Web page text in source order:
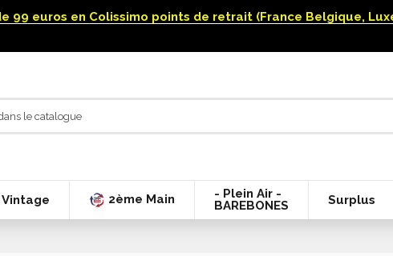
99 euros en Colissimo points de retrait (France Belgique,
Vintage 2ème Main
- Plein Air -
BAREBONES
Surplus